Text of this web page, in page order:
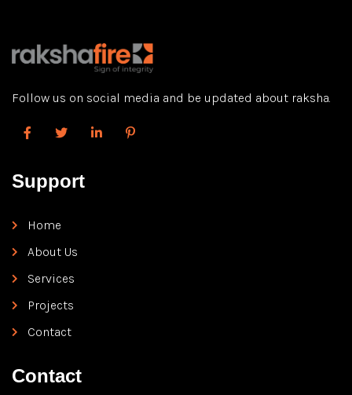
Follow us on social media and be updated about raksha.
Support
Home
About Us
Services
Projects
Contact
Contact